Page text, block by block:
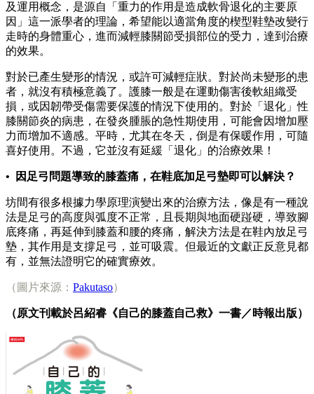
及運用概念，是源自「重力的作用是造成軟骨退化的主要原
因」這一派學者的理論，希望能以適當角度的楔型鞋墊改變行
走時的身體重心，進而減輕膝關節受損部位的受力，達到治療
的效果。
對於已產生變形的情況，或許可減輕症狀。對於尚未變形的患
者，就沒有積極意義了。護膝一般是在運動傷害後軟組織受
損，或因韌帶受傷需要保護的情況下使用的。對於「退化」性
膝關節炎的病患，在發炎腫脹的急性期使用，可能會因增加壓
力而增加不適感。平時，尤其在冬天，倒是有保暖作用，可隨
喜好使用。不過，它並沒有延緩「退化」的治療效果！
• 因足弓問題導致的膝蓋痛，在鞋底加足弓墊即可以解決？
坊間有很多根據力學原理演變出來的治療方法，像是有一種說
法是足弓的高度與弧度不正常，且長期與地面硬踫硬，導致腳
底疼痛，再延伸到膝蓋和腰的疼痛，解決方法是在鞋內放足弓
墊，其作用是支撐足弓，並可吸震。但最近的文獻正反意見都
有，並無法證明它的確實療效。
（圖片來源： Pakutaso）
（原文刊載於呂紹睿《自己的膝蓋自己救》一書／時報出版）